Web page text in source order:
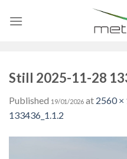
Still 2025-11-28
Published 19/01/2026 at 2560 ×
133436_1.1.2